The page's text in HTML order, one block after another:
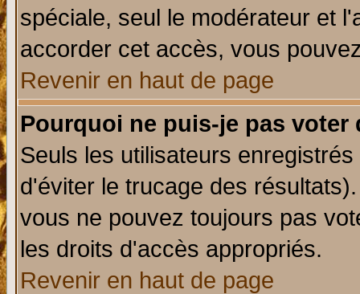
spéciale, seul le modérateur et
accorder cet accès, vous
Revenir en haut de page
Pourquoi ne puis-je pas voter
Seuls les utilisateurs
d'éviter le trucage des
vous ne pouvez toujours pas
les droits d'accès appropriés.
Revenir en haut de page